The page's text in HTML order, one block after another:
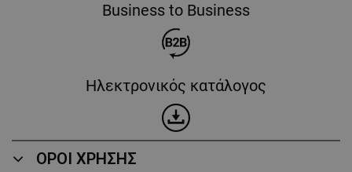
Business to Business
Ηλεκτρονικός κατάλογος
ΟΡΟΙ ΧΡΗΣΗΣ